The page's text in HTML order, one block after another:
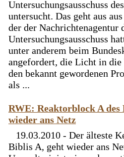
Untersuchungsausschuss
untersucht. Das geht aus
der der Nachrichtenagentur
Untersuchungsausschuss
unter anderem beim
angefordert, die Licht in die
den bekannt gewordenen
als ...
RWE: Reaktorblock A
wieder ans Netz
19.03.2010 - Der älteste
Biblis A, geht wieder ans